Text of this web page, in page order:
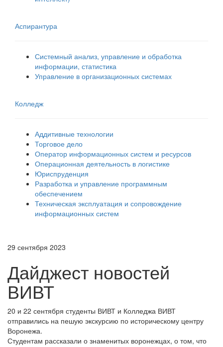
Аспирантура
Системный анализ, управление и обработка
информации, статистика
Управление в организационных системах
Колледж
Аддитивные технологии
Торговое дело
Оператор информационных систем и ресурсов
Операционная деятельность в логистике
Юриспруденция
Разработка и управление программным
обеспечением
Техническая эксплуатация и сопровождение
информационных систем
29 сентября 2023
Дайджест новостей
ВИВТ
20 и 22 сентября студенты ВИВТ и Колледжа ВИВТ
отправились на пешую экскурсию по историческому центру
Воронежа.
Студентам рассказали о знаменитых воронежцах, о том, что